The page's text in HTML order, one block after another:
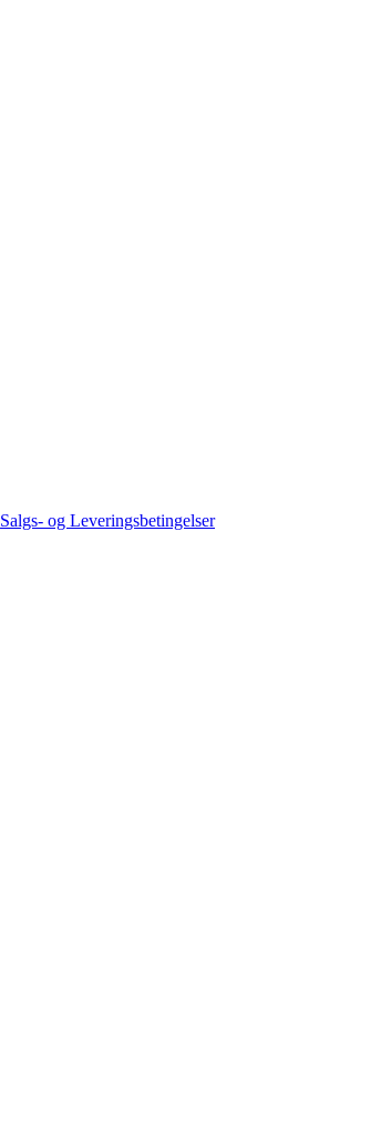
Salgs- og Leveringsbetingelser